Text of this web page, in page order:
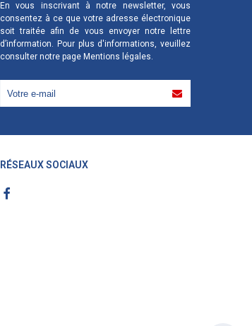
En vous inscrivant à notre newsletter, vous
consentez à ce que votre adresse électronique
soit traitée afin de vous envoyer notre lettre
d’information. Pour plus d'informations, veuillez
consulter notre page Mentions légales.
RÉSEAUX SOCIAUX